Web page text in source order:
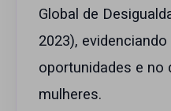
Global de
2023),
oportunidades e no
mulheres.